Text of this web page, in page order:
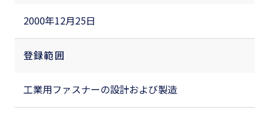
2000年12月25日
登録範囲
工業用ファスナーの設計および製造